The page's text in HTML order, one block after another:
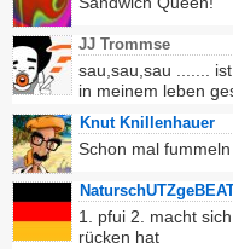
JJ Trommse
sau,sau,sau .......
in meinem leben
Knut Knillenhauer
Schon mal
1. pfui 2. macht
rücken hat